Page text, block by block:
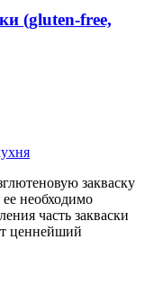
(gluten-free,
закваску
ее необходимо
часть закваски
ценнейший